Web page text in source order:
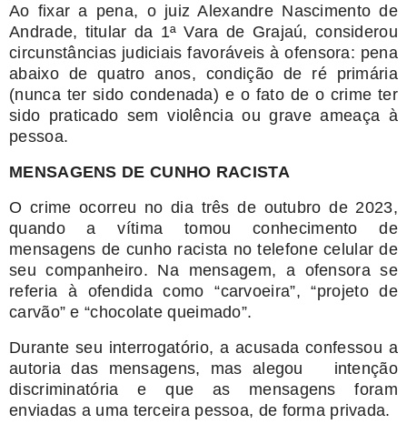
Ao fixar a pena, o juiz Alexandre Nascimento de
Andrade, titular da 1ª Vara de Grajaú, considerou
circunstâncias judiciais favoráveis à ofensora: pena
abaixo de quatro anos, condição de ré primária
(nunca ter sido condenada) e o fato de o crime ter
sido praticado sem violência ou grave ameaça à
pessoa.
MENSAGENS DE CUNHO RACISTA
O crime ocorreu no dia três de outubro de 2023,
quando a vítima tomou conhecimento de
mensagens de cunho racista no telefone celular de
seu companheiro. Na mensagem, a ofensora se
referia à ofendida como “carvoeira”, “projeto de
carvão” e “chocolate queimado”.
Durante seu interrogatório, a acusada confessou a
autoria das mensagens, mas alegou intenção
discriminatória e que as mensagens foram
enviadas a uma terceira pessoa, de forma privada.